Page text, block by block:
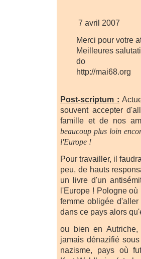
7 avril 2007
Merci pour votre
Meilleures
do
http://mai68.org
Post-scriptum :
souvent accepter
famille et de nos
beaucoup plus loin
l'Europe !
Pour travailler, il
peu, de hauts
un livre d'un
l'Europe ! Pologne
femme obligée
dans ce pays alors
ou bien en
jamais dénazifié
nazisme, pays où